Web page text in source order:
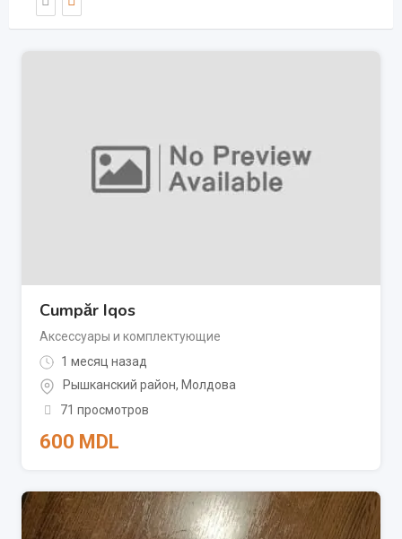
Cumpăr Iqos
Аксессуары и комплектующие
1 месяц назад
Рышканский район, Молдова
71 просмотров
600 MDL